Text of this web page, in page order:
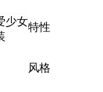
特性
风格